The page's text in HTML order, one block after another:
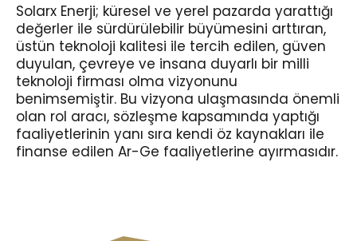
Solarx Enerji; küresel ve yerel pazarda yarattığı
değerler ile sürdürülebilir büyümesini arttıran,
üstün teknoloji kalitesi ile tercih edilen, güven
duyulan, çevreye ve insana duyarlı bir milli
teknoloji firması olma vizyonunu
benimsemiştir. Bu vizyona ulaşmasında önemli
olan rol aracı, sözleşme kapsamında yaptığı
faaliyetlerinin yanı sıra kendi öz kaynakları ile
finanse edilen Ar-Ge faaliyetlerine ayırmasıdır.